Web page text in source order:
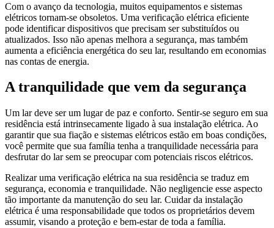
Com o avanço da tecnologia, muitos equipamentos e sistemas
elétricos tornam-se obsoletos. Uma verificação elétrica eficiente
pode identificar dispositivos que precisam ser substituídos ou
atualizados. Isso não apenas melhora a segurança, mas também
aumenta a eficiência energética do seu lar, resultando em economias
nas contas de energia.
A tranquilidade que vem da segurança
Um lar deve ser um lugar de paz e conforto. Sentir-se seguro em sua
residência está intrinsecamente ligado à sua instalação elétrica. Ao
garantir que sua fiação e sistemas elétricos estão em boas condições,
você permite que sua família tenha a tranquilidade necessária para
desfrutar do lar sem se preocupar com potenciais riscos elétricos.
Realizar uma verificação elétrica na sua residência se traduz em
segurança, economia e tranquilidade. Não negligencie esse aspecto
tão importante da manutenção do seu lar. Cuidar da instalação
elétrica é uma responsabilidade que todos os proprietários devem
assumir, visando a proteção e bem-estar de toda a família.